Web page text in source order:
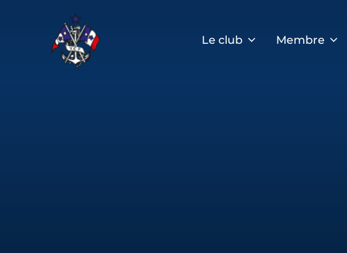
Le club Membre